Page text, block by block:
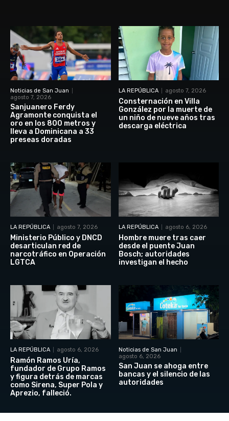
Noticias de San Juan
agosto 7, 2026
Sanjuanero Ferdy
Agramonte conquista el
oro en los 800 metros y
lleva a Dominicana a 33
preseas doradas
LA REPÚBLICA agosto 7, 2026
Consternación en Villa
González por la muerte de
un niño de nueve años tras
descarga eléctrica
LA REPÚBLICA agosto 7, 2026
Ministerio Público y DNCD
desarticulan red de
narcotráfico en Operación
LGTCA
LA REPÚBLICA agosto 6, 2026
Hombre muere tras caer
desde el puente Juan
Bosch; autoridades
investigan el hecho
LA REPÚBLICA agosto 6, 2026
Ramón Ramos Uría,
fundador de Grupo Ramos
y figura detrás de marcas
como Sirena, Super Pola y
Aprezio, falleció.
Noticias de San Juan
agosto 6, 2026
San Juan se ahoga entre
bancas y el silencio de las
autoridades